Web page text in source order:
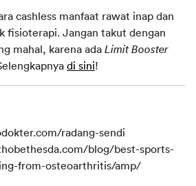
cashless manfaat rawat inap dan
fisioterapi. Jangan takut dengan
mahal, karena ada Limit Booster
di sini!
radang-sendi
blog/best-sports-
from-osteoarthritis/amp/